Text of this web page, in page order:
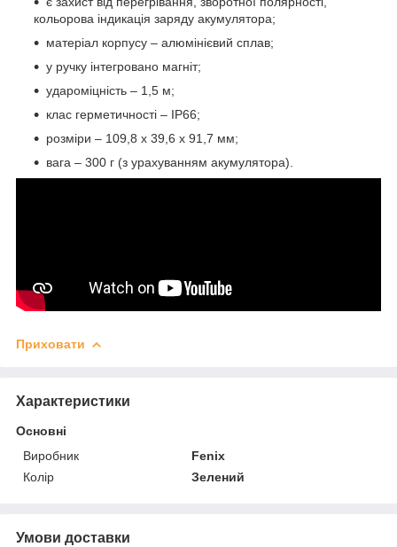
кольорова індикація заряду акумулятора;
матеріал корпусу – алюмінієвий сплав;
у ручку інтегровано магніт;
удароміцність – 1,5 м;
клас герметичності – IP66;
розміри – 109,8 х 39,6 х 91,7 мм;
вага – 300 г (з урахуванням акумулятора).
Приховати
Характеристики
Основні
Виробник
Fenix
Колір
Зелений
Умови доставки